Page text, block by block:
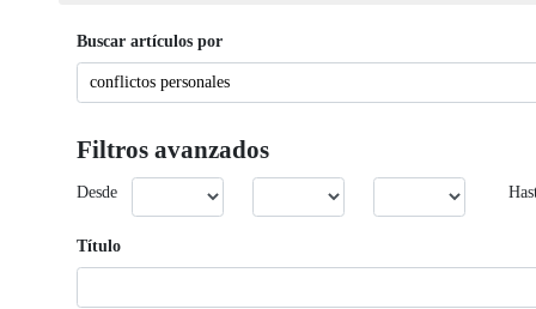
Buscar artículos por
Filtros avanzados
Desde
Título